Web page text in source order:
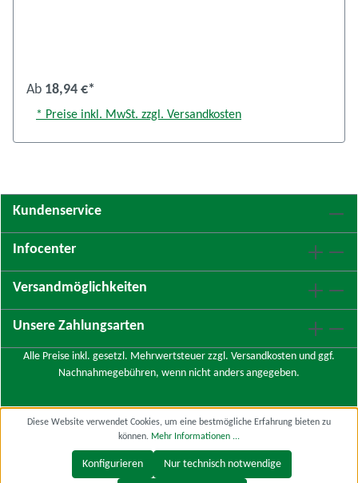
Ab 18,94 €*
* Preise inkl. MwSt. zzgl. Versandkosten
Kundenservice
Infocenter
Versandmöglichkeiten
Unsere Zahlungsarten
Alle Preise inkl. gesetzl. Mehrwertsteuer zzgl. Versandkosten und ggf.
Nachnahmegebühren, wenn nicht anders angegeben.
Diese Website verwendet Cookies, um eine bestmögliche Erfahrung bieten zu
können. Mehr Informationen ...
Nur technisch notwendige
Konfigurieren